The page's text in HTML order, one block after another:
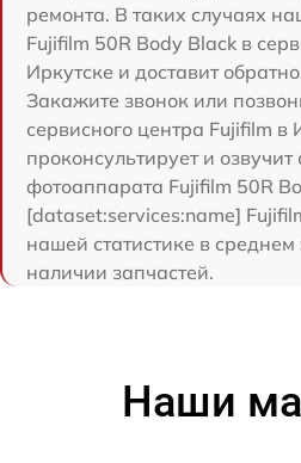
ремонта. В таких случаях
Fujifilm 50R Body Black в
Иркутске и доставит
Закажите звонок или
сервисного центра Fujifilm в
проконсультирует и
фотоаппарата Fujifilm 50R
[dataset:services:name]
нашей статистике в
наличии запчастей.
Наши